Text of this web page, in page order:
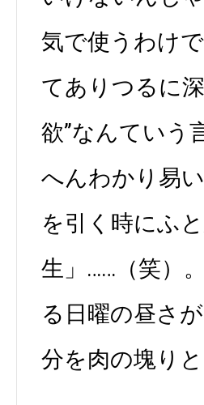
気で使うわけ
てありつるに
欲”なんていう
へんわかり易
を引く時にふ
生」……（笑）
る日曜の昼さ
分を肉の塊り